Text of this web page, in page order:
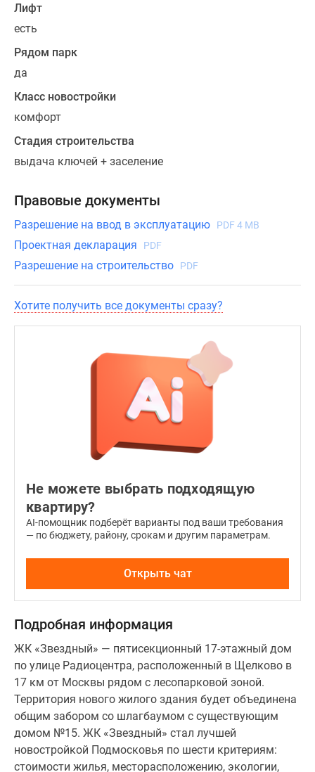
можно
заказать
ремонт
застройщика.
Квартиры
комплексе
распроданы.
Лифт
есть
Рядом парк
да
Класс новостройки
комфорт
Стадия строительства
выдача ключей + заселение
Правовые документы
Разрешение на ввод в эксплуатацию PDF 4 MB
Проектная декларация PDF
Разрешение на строительство PDF
Хотите получить все документы сразу?
Не можете выбрать подходящую
квартиру?
AI-помощник подберёт варианты под ваши требования
— по бюджету, району, срокам и другим параметрам.
Открыть чат
Подробная информация
ЖК «Звездный» — пятисекционный 17-этажный дом
по улице Радиоцентра, расположенный в Щелково в
17 км от Москвы рядом с лесопарковой зоной.
Территория нового жилого здания будет объединена
общим забором со шлагбаумом с существующим
домом №15. ЖК «Звездный» стал лучшей
новостройкой Подмосковья по шести критериям:
стоимости жилья, месторасположению, экологии,